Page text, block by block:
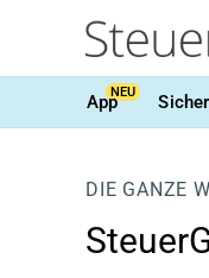
AppNEU
DIE GANZE